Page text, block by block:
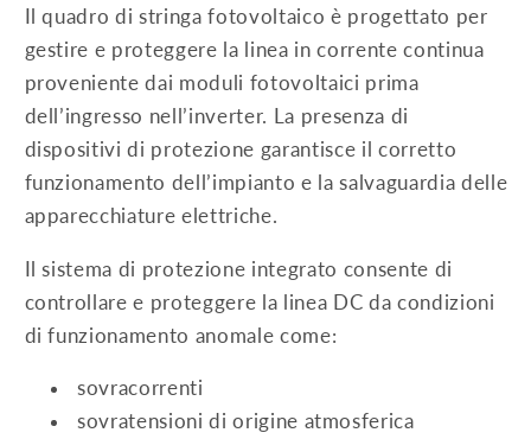
Il quadro di stringa fotovoltaico è progettato per
gestire e proteggere la linea in corrente continua
proveniente dai moduli fotovoltaici prima
dell’ingresso nell’inverter. La presenza di
dispositivi di protezione garantisce il corretto
funzionamento dell’impianto e la salvaguardia delle
apparecchiature elettriche.
Il sistema di protezione integrato consente di
controllare e proteggere la linea DC da condizioni
di funzionamento anomale come:
sovracorrenti
sovratensioni di origine atmosferica